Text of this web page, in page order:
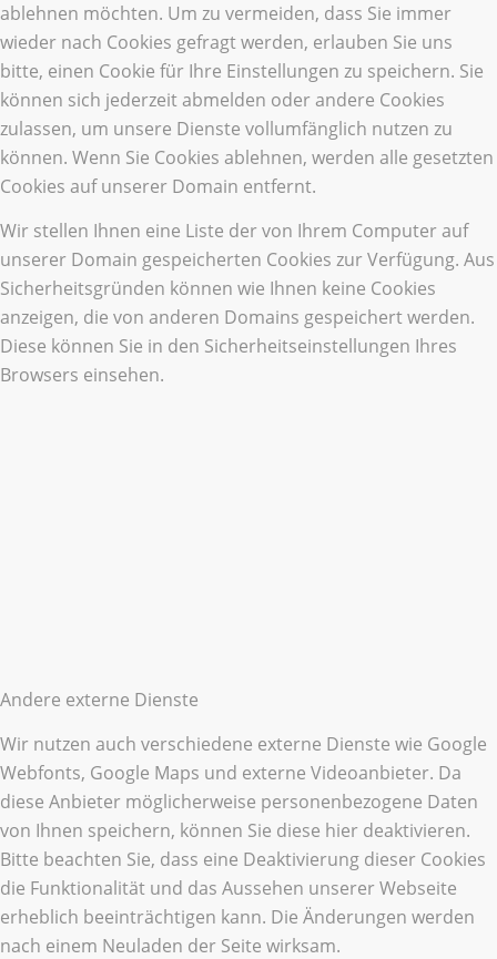
ablehnen möchten. Um zu vermeiden, dass Sie immer
wieder nach Cookies gefragt werden, erlauben Sie uns
bitte, einen Cookie für Ihre Einstellungen zu speichern. Sie
können sich jederzeit abmelden oder andere Cookies
zulassen, um unsere Dienste vollumfänglich nutzen zu
können. Wenn Sie Cookies ablehnen, werden alle gesetzten
Cookies auf unserer Domain entfernt.
Wir stellen Ihnen eine Liste der von Ihrem Computer auf
unserer Domain gespeicherten Cookies zur Verfügung. Aus
Sicherheitsgründen können wie Ihnen keine Cookies
anzeigen, die von anderen Domains gespeichert werden.
Diese können Sie in den Sicherheitseinstellungen Ihres
Browsers einsehen.
Andere externe Dienste
Wir nutzen auch verschiedene externe Dienste wie Google
Webfonts, Google Maps und externe Videoanbieter. Da
diese Anbieter möglicherweise personenbezogene Daten
von Ihnen speichern, können Sie diese hier deaktivieren.
Bitte beachten Sie, dass eine Deaktivierung dieser Cookies
die Funktionalität und das Aussehen unserer Webseite
erheblich beeinträchtigen kann. Die Änderungen werden
nach einem Neuladen der Seite wirksam.